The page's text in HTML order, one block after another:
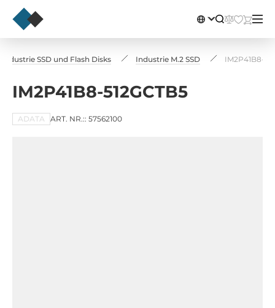
Industrie SSD und Flash Disks Industrie M.2 SSD IM2P41B8-
IM2P41B8-512GCTB5
ADATA ART. NR.:: 57562100